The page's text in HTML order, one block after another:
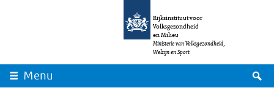
Overslaan en naar de inhoud gaan
Rijksinstituut voor
Volksgezondheid
en Milieu
Ministerie van Volksgezondheid,
Welzijn en Sport
Menu